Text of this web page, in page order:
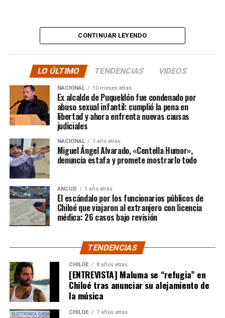
tele y donde sea para
hacer justicia.”
quienes lo han acompañado desde que compartió lo
ocurrido:
“Gracias a todos por el
apoyo!!!!”
Por el momento, las personas aludidas no han emitido
declaraciones públicas. La historia, según Centella,
recién comienza y, el mencionado posteo, ha generado
comentarios de todo tipo, en su gran mayoría, a favor
del humorista de Punta Arenas.
CONTINUAR LEYENDO
LO ÚLTIMO TENDENCIAS VIDEOS
NACIONAL 10 meses atras
Ex alcalde de Puqueldón fue condenado por
abuso sexual infantil: cumplió la pena en
libertad y ahora enfrenta nuevas causas
judiciales
NACIONAL 1 año atras
Miguel Ángel Alvarado, «Centella Humor»,
denuncia estafa y promete mostrarlo todo
ANCUD 1 año atras
El escándalo por los funcionarios públicos de
Chiloé que viajaron al extranjero con licencia
médica: 26 casos bajo revisión
TENDENCIAS
CHILOE 8 años atras
[ENTREVISTA] Maluma se “refugia” en
Chiloé tras anunciar su alejamiento de
la música
CHILOE 7 años atras